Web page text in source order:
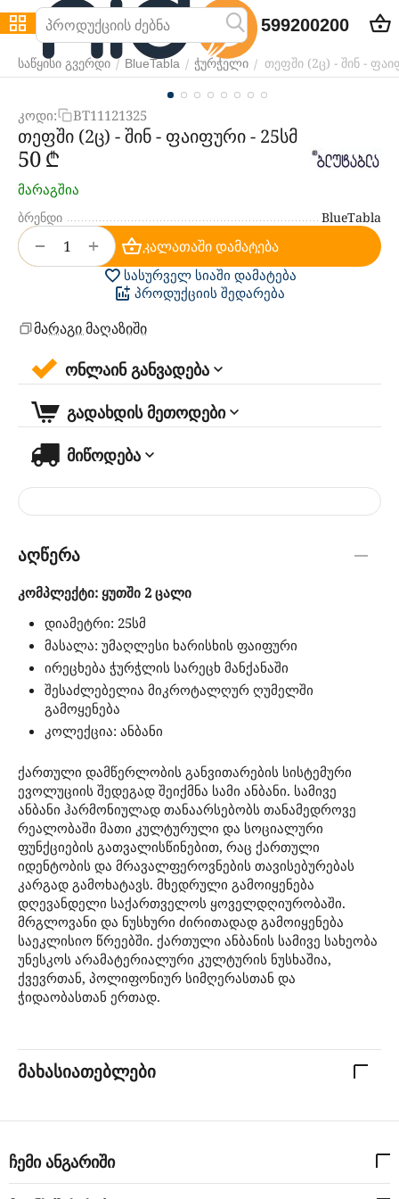
599200200
საწყისი გვერდი / BlueTabla / ჭურჭელი / თეფში (2ც) - შინ -
კოდი: BT11121325
თეფში (2ც) - შინ - ფაიფური - 25სმ
‍50‍₾
მარაგშია
ბრენდი BlueTabla
+
− კალათაში დამატება
სასურველ სიაში დამატება
პროდუქციის შედარება
მარაგი მაღაზიში
ონლაინ განვადება
გადახდის მეთოდები
მიწოდება
აღწერა
კომპლექტი: ყუთში 2 ცალი
დიამეტრი: 25სმ
მასალა: უმაღლესი ხარისხის ფაიფური
ირეცხება ჭურჭლის სარეცხ მანქანაში
შესაძლებელია მიკროტალღურ ღუმელში
გამოყენება
კოლექცია: ანბანი
ქართული დამწერლობის განვითარების სისტემური
ევოლუციის შედეგად შეიქმნა სამი ანბანი. სამივე
ანბანი ჰარმონიულად თანაარსებობს თანამედროვე
რეალობაში მათი კულტურული და სოციალური
ფუნქციების გათვალისწინებით, რაც ქართული
იდენტობის და მრავალფეროვნების თავისებურებას
კარგად გამოხატავს. მხედრული გამოიყენება
დღევანდელი საქართველოს ყოველდღიურობაში.
მრგლოვანი და ნუსხური ძირითადად გამოიყენება
საეკლისიო წრეებში. ქართული ანბანის სამივე სახეობა
უნესკოს არამატერიალური კულტურის ნუსხაშია,
ქვევრთან, პოლიფონიურ სიმღერასთან და
ჭიდაობასთან ერთად.
მახასიათებლები
ჩემი ანგარიში